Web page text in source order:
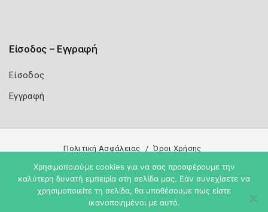
Είσοδος – Εγγραφή
Είσοδος
Εγγραφή
Πολιτική Ασφάλειας Όροι Χρήσης
Copyright 2026 Knowledge A.E.
Χρησιμοποιούμε cookies για να σας προσφέρουμε την
καλύτερη δυνατή εμπειρία στη σελίδα μας. Εάν συνεχίσετε να
χρησιμοποιείτε τη σελίδα, θα υποθέσουμε πως είστε
ικανοποιημένοι με αυτό.